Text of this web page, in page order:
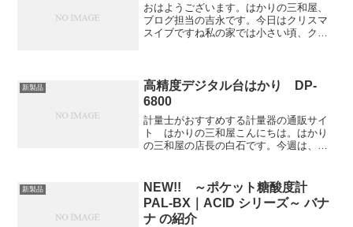
おはようございます。はかりの三和屋、
ブログ担当の吉永です。今日はクリスマ
スイブですね私の家では小さい頃、クリ
なった今でも忘れられませ...
新製品
高精度デジタル台はかり DP-
6800
計量士がおすすめする計量器の通販サイ
ト はかりの三和屋こんにちは。はかり
の三和屋の店長の白石です。今週は、雨
高精度デジタルロードセルを搭載した検
定品のデジタル台は...
新製品
NEW!! ～ポケット糖酸度計
PAL-BX｜ACID シリーズ～ バナ
ナ の紹介